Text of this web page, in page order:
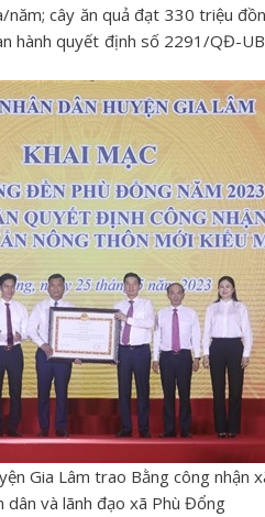
cây ăn quả đạt 330 triệu
hành quyết định số 2291/QĐ-
Gia Lâm trao Bằng công nhận
dân và lãnh đạo xã Phù Đổng